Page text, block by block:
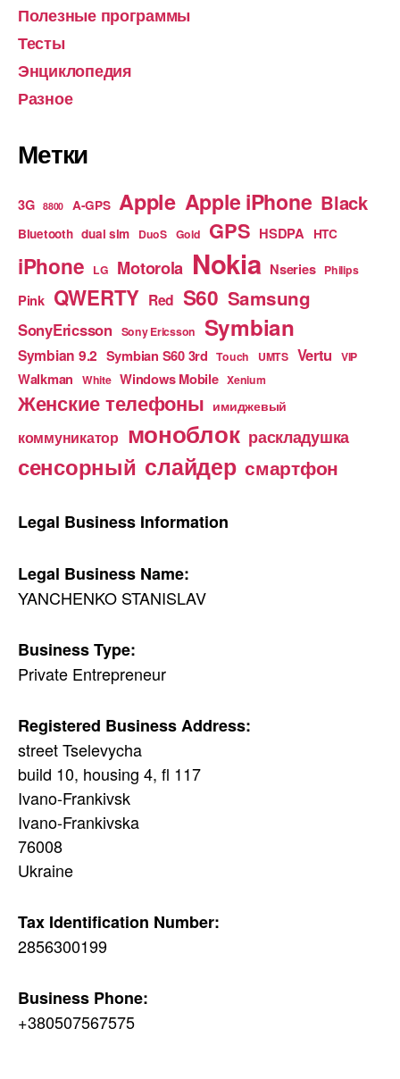
Полезные программы
Тесты
Энциклопедия
Разное
Метки
3G 8800 A-GPS Apple Apple iPhone Black
Bluetooth dual sim DuoS Gold GPS HSDPA HTC
iPhone LG Motorola Nokia Nseries Philips
Pink QWERTY Red S60 Samsung
SonyEricsson Sony Ericsson Symbian
Symbian 9.2 Symbian S60 3rd Touch UMTS Vertu VIP
Walkman White Windows Mobile Xenium
Женские телефоны имиджевый
коммуникатор моноблок раскладушка
сенсорный слайдер смартфон
Legal Business Information
Legal Business Name:
YANCHENKO STANISLAV
Business Type:
Private Entrepreneur
Registered Business Address:
street Tselevycha
build 10, housing 4, fl 117
Ivano-Frankivsk
Ivano-Frankivska
76008
Ukraine
Tax Identification Number:
2856300199
Business Phone:
+380507567575